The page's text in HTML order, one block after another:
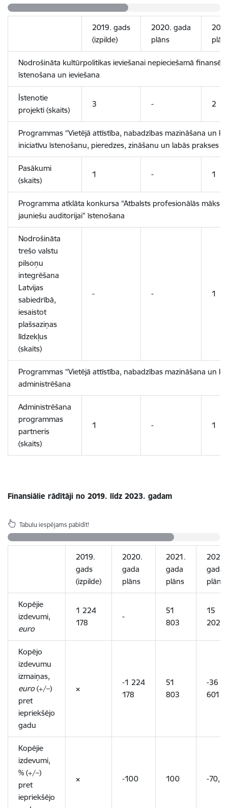
2019. gads
(izpilde)
2020. gada
plāns
Nodrošināta kultūrpolitikas ieviešanai nepieciešamā
īstenošana un ieviešana
Īstenotie
projekti (skaits)
3 - 2
Programmas “Vietējā attīstība, nabadzības mazināšana un
iniciatīvu īstenošanu, pieredzes, zināšanu un labās prakses
Pasākumi
(skaits)
1 - 1
Programma atklāta konkursa “Atbalsts profesionālās
jauniešu auditorijai” īstenošana
Nodrošināta
trešo valstu
pilsoņu
integrēšana
Latvijas
sabiedrībā,
iesaistot
plašsaziņas
līdzekļus
(skaits)
- - 1
Programmas “Vietējā attīstība, nabadzības mazināšana un
administrēšana
Administrēšana
programmas
partneris
(skaits)
1 - 1
Finansiālie rādītāji no 2019. līdz 2023. gadam
Tabulu iespējams pabīdīt!
2019.
gads
(izpilde)
2020.
gada
plāns
2021.
gada
plāns
2022.
gada
plāns
Kopējie
izdevumi,
euro
1 224
178
-
51
803
15
202
Kopējo
izdevumu
izmaiņas,
euro(+/–)
pret
iepriekšējo
gadu
×
-1 224
178
51
803
-36
601
Kopējie
izdevumi,
% (+/–)
pret
iepriekšējo
× -100 100 -70,7